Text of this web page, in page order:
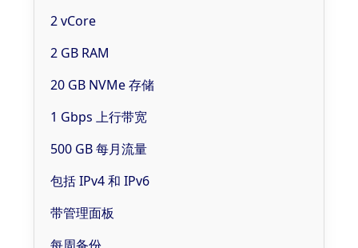
2 vCore
2 GB RAM
20 GB NVMe 存储
1 Gbps 上行带宽
500 GB 每月流量
包括 IPv4 和 IPv6
带管理面板